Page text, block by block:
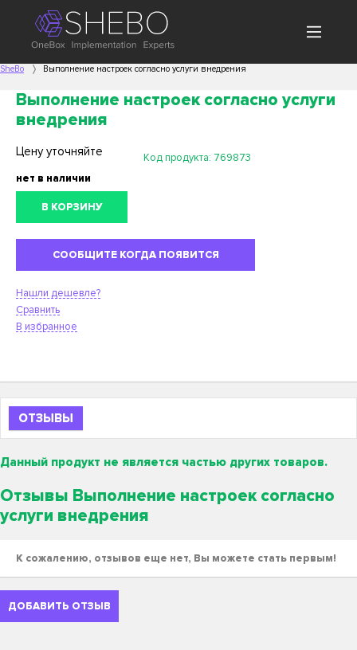
SheBo Выполнение настроек согласно услуги внедрения
Выполнение настроек согласно услуги
внедрения
Цену уточняйте Код продукта: 769873
нет в наличии
В КОРЗИНУ
СООБЩИТЕ КОГДА ПОЯВИТСЯ
Нашли дешевле?
Сравнить
В избранное
ОТЗЫВЫ
Данный продукт не является частью других товаров.
Отзывы Выполнение настроек согласно
услуги внедрения
К сожалению, отзывов еще нет, Вы можете стать первым!
ДОБАВИТЬ ОТЗЫВ